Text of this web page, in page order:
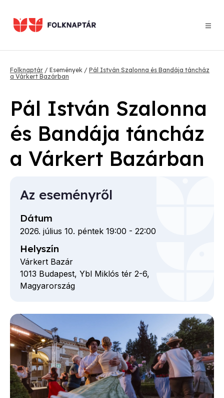
tartalomra
Morzsa
Folknaptár Események
Pál István Szalonna és Bandája táncház
a Várkert Bazárban
Pál István Szalonna
és Bandája táncház
a Várkert Bazárban
Az eseményről
Dátum
2026. július 10. péntek 19:00 - 22:00
Helyszín
Várkert Bazár
1013 Budapest, Ybl Miklós tér 2-6,
Magyarország